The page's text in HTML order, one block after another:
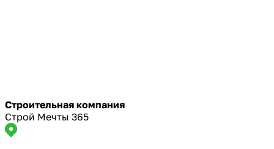
Строительная компания
Строй Мечты 365